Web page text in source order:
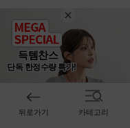
득템찬스
단독 한정수량 특가!
뒤로가기 카테고리